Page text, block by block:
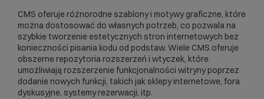
CMS oferuje różnorodne szablony i motywy graficzne, które
można dostosować do własnych potrzeb, co pozwala na
szybkie tworzenie estetycznych stron internetowych bez
konieczności pisania kodu od podstaw. Wiele CMS oferuje
obszerne repozytoria rozszerzeń i wtyczek, które
umożliwiają rozszerzenie funkcjonalności witryny poprzez
dodanie nowych funkcji, takich jak sklepy internetowe, fora
dyskusyjne, systemy rezerwacji, itp.